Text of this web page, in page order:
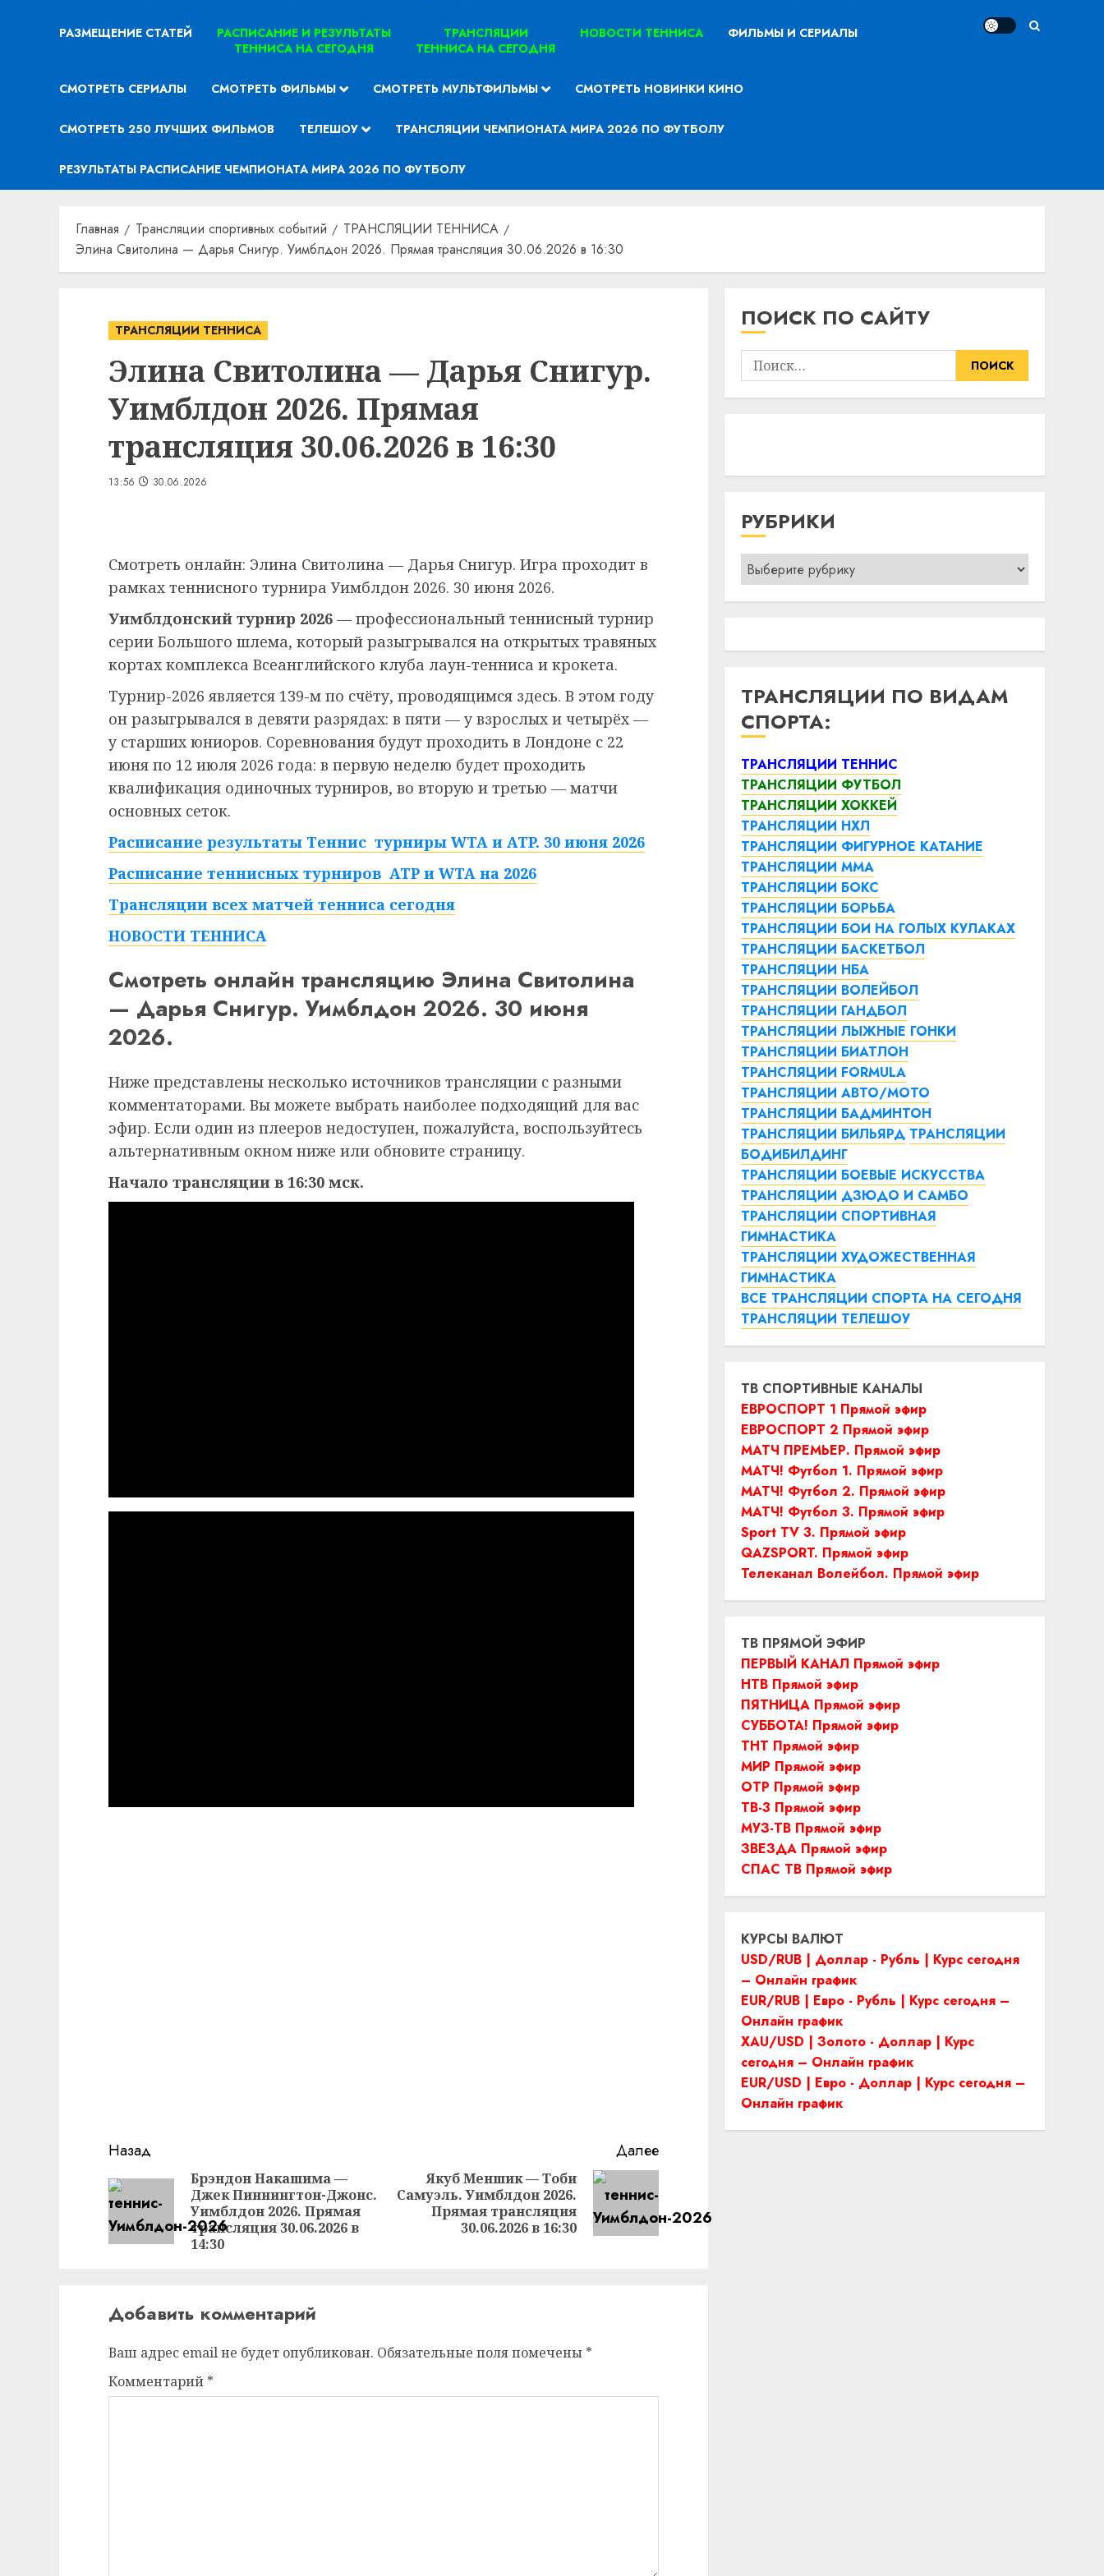
РАЗМЕЩЕНИЕ СТАТЕЙ
РАСПИСАНИЕ И РЕЗУЛЬТАТЫ
ТЕННИСА НА СЕГОДНЯ
ТРАНСЛЯЦИИ
ТЕННИСА НА СЕГОДНЯ
НОВОСТИ ТЕННИСА ФИЛЬМЫ И СЕРИАЛЫ
СМОТРЕТЬ СЕРИАЛЫ СМОТРЕТЬ ФИЛЬМЫ СМОТРЕТЬ МУЛЬТФИЛЬМЫ СМОТРЕТЬ НОВИНКИ КИНО
СМОТРЕТЬ 250 ЛУЧШИХ ФИЛЬМОВ ТЕЛЕШОУ ТРАНСЛЯЦИИ ЧЕМПИОНАТА МИРА 2026 ПО ФУТБОЛУ
РЕЗУЛЬТАТЫ РАСПИСАНИЕ ЧЕМПИОНАТА МИРА 2026 ПО ФУТБОЛУ
Главная Трансляции спортивных событий
ТРАНСЛЯЦИИ ТЕННИСА
Элина Свитолина — Дарья Снигур. Уимблдон 2026. Прямая трансляция 30.06.2026 в 16:30
ТРАНСЛЯЦИИ ТЕННИСА
Элина Свитолина — Дарья Снигур.
Уимблдон 2026. Прямая
трансляция 30.06.2026 в 16:30
13:56 30.06.2026
Смотреть онлайн: Элина Свитолина — Дарья Снигур. Игра проходит в
рамках теннисного турнира Уимблдон 2026. 30 июня 2026.
Уимблдонский турнир 2026 — профессиональный теннисный турнир
серии Большого шлема, который разыгрывался на открытых травяных
кортах комплекса Всеанглийского клуба лаун-тенниса и крокета.
Турнир-2026 является 139-м по счёту, проводящимся здесь. В этом году
он разыгрывался в девяти разрядах: в пяти — у взрослых и четырёх —
у старших юниоров. Соревнования будут проходить в Лондоне с 22
июня по 12 июля 2026 года: в первую неделю будет проходить
квалификация одиночных турниров, во вторую и третью — матчи
основных сеток.
Расписание результаты Теннис турниры WTA и ATP. 30 июня 2026
Расписание теннисных турниров ATP и WTA на 2026
Трансляции всех матчей тенниса сегодня
НОВОСТИ ТЕННИСА
Смотреть онлайн трансляцию Элина Свитолина
— Дарья Снигур. Уимблдон 2026. 30 июня
2026.
Ниже представлены несколько источников трансляции с разными
комментаторами. Вы можете выбрать наиболее подходящий для вас
эфир. Если один из плееров недоступен, пожалуйста, воспользуйтесь
альтернативным окном ниже или обновите страницу.
Начало трансляции в 16:30 мск.
Продолжить
чтение
Назад
Предыдущая
Брэндон Накашима —
Джек Пиннингтон-Джонс.
Уимблдон 2026. Прямая
трансляция 30.06.2026 в
14:30
Далее
Следующая
запись:
Якуб Меншик — Тоби
Самуэль. Уимблдон 2026.
Прямая трансляция
30.06.2026 в 16:30
Добавить комментарий
Ваш адрес email не будет опубликован. Обязательные поля помечены *
Комментарий *
ПОИСК ПО САЙТУ
Найти:
РУБРИКИ
Рубрики
ТРАНСЛЯЦИИ ПО ВИДАМ
СПОРТА:
ТРАНСЛЯЦИИ ТЕННИС
ТРАНСЛЯЦИИ ФУТБОЛ
ТРАНСЛЯЦИИ ХОККЕЙ
ТРАНСЛЯЦИИ НХЛ
ТРАНСЛЯЦИИ ФИГУРНОЕ КАТАНИЕ
ТРАНСЛЯЦИИ ММА
ТРАНСЛЯЦИИ БОКС
ТРАНСЛЯЦИИ БОРЬБА
ТРАНСЛЯЦИИ БОИ НА ГОЛЫХ КУЛАКАХ
ТРАНСЛЯЦИИ БАСКЕТБОЛ
ТРАНСЛЯЦИИ НБА
ТРАНСЛЯЦИИ ВОЛЕЙБОЛ
ТРАНСЛЯЦИИ ГАНДБОЛ
ТРАНСЛЯЦИИ ЛЫЖНЫЕ ГОНКИ
ТРАНСЛЯЦИИ БИАТЛОН
ТРАНСЛЯЦИИ FORMULA
ТРАНСЛЯЦИИ АВТО/МОТО
ТРАНСЛЯЦИИ БАДМИНТОН
ТРАНСЛЯЦИИ БИЛЬЯРД ТРАНСЛЯЦИИ
БОДИБИЛДИНГ
ТРАНСЛЯЦИИ БОЕВЫЕ ИСКУССТВА
ТРАНСЛЯЦИИ ДЗЮДО И САМБО
ТРАНСЛЯЦИИ СПОРТИВНАЯ
ГИМНАСТИКА
ТРАНСЛЯЦИИ ХУДОЖЕСТВЕННАЯ
ГИМНАСТИКА
ВСЕ ТРАНСЛЯЦИИ СПОРТА НА СЕГОДНЯ
ТРАНСЛЯЦИИ ТЕЛЕШОУ
ТВ СПОРТИВНЫЕ КАНАЛЫ
ЕВРОСПОРТ 1 Прямой эфир
ЕВРОСПОРТ 2 Прямой эфир
МАТЧ ПРЕМЬЕР. Прямой эфир
МАТЧ! Футбол 1. Прямой эфир
МАТЧ! Футбол 2. Прямой эфир
МАТЧ! Футбол 3. Прямой эфир
Sport TV 3. Прямой эфир
QAZSPORT. Прямой эфир
Телеканал Волейбол. Прямой эфир
ТВ ПРЯМОЙ ЭФИР
ПЕРВЫЙ КАНАЛ Прямой эфир
НТВ Прямой эфир
ПЯТНИЦА Прямой эфир
СУББОТА! Прямой эфир
ТНТ Прямой эфир
МИР Прямой эфир
ОТР Прямой эфир
ТВ-3 Прямой эфир
МУЗ-ТВ Прямой эфир
ЗВЕЗДА Прямой эфир
СПАС ТВ Прямой эфир
КУРСЫ ВАЛЮТ
USD/RUB | Доллар - Рубль | Курс сегодня
– Онлайн график
EUR/RUB | Евро - Рубль | Курс сегодня –
Онлайн график
XAU/USD | Золото - Доллар | Курс
сегодня – Онлайн график
EUR/USD | Евро - Доллар | Курс сегодня –
Онлайн график